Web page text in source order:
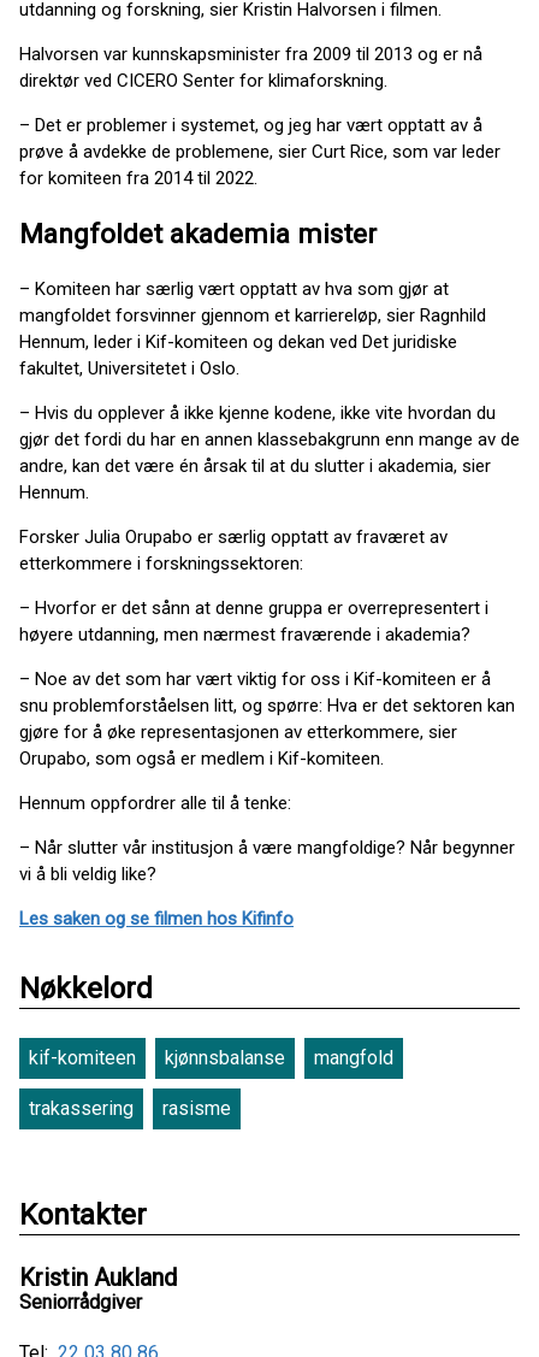
utdanning og forskning, sier Kristin Halvorsen i filmen.
Halvorsen var kunnskapsminister fra 2009 til 2013 og er nå
direktør ved CICERO Senter for klimaforskning.
– Det er problemer i systemet, og jeg har vært opptatt av å
prøve å avdekke de problemene, sier Curt Rice, som var leder
for komiteen fra 2014 til 2022.
Mangfoldet akademia mister
– Komiteen har særlig vært opptatt av hva som gjør at
mangfoldet forsvinner gjennom et karriereløp, sier Ragnhild
Hennum, leder i Kif-komiteen og dekan ved Det juridiske
fakultet, Universitetet i Oslo.
– Hvis du opplever å ikke kjenne kodene, ikke vite hvordan du
gjør det fordi du har en annen klassebakgrunn enn mange av de
andre, kan det være én årsak til at du slutter i akademia, sier
Hennum.
Forsker Julia Orupabo er særlig opptatt av fraværet av
etterkommere i forskningssektoren:
– Hvorfor er det sånn at denne gruppa er overrepresentert i
høyere utdanning, men nærmest fraværende i akademia?
– Noe av det som har vært viktig for oss i Kif-komiteen er å
snu problemforståelsen litt, og spørre: Hva er det sektoren kan
gjøre for å øke representasjonen av etterkommere, sier
Orupabo, som også er medlem i Kif-komiteen.
Hennum oppfordrer alle til å tenke:
– Når slutter vår institusjon å være mangfoldige? Når begynner
vi å bli veldig like?
Les saken og se filmen hos Kifinfo
Nøkkelord
kif-komiteen kjønnsbalanse mangfold
trakassering rasisme
Kontakter
Kristin Aukland
Seniorrådgiver